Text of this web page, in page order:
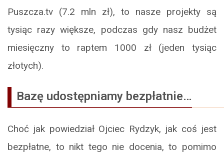
Puszcza.tv (7.2 mln zł), to nasze projekty są
tysiąc razy większe, podczas gdy nasz budżet
miesięczny to raptem 1000 zł (jeden tysiąc
złotych).
Bazę udostępniamy bezpłatnie…
Choć jak powiedział Ojciec Rydzyk, jak coś jest
bezpłatne, to nikt tego nie docenia, to pomimo